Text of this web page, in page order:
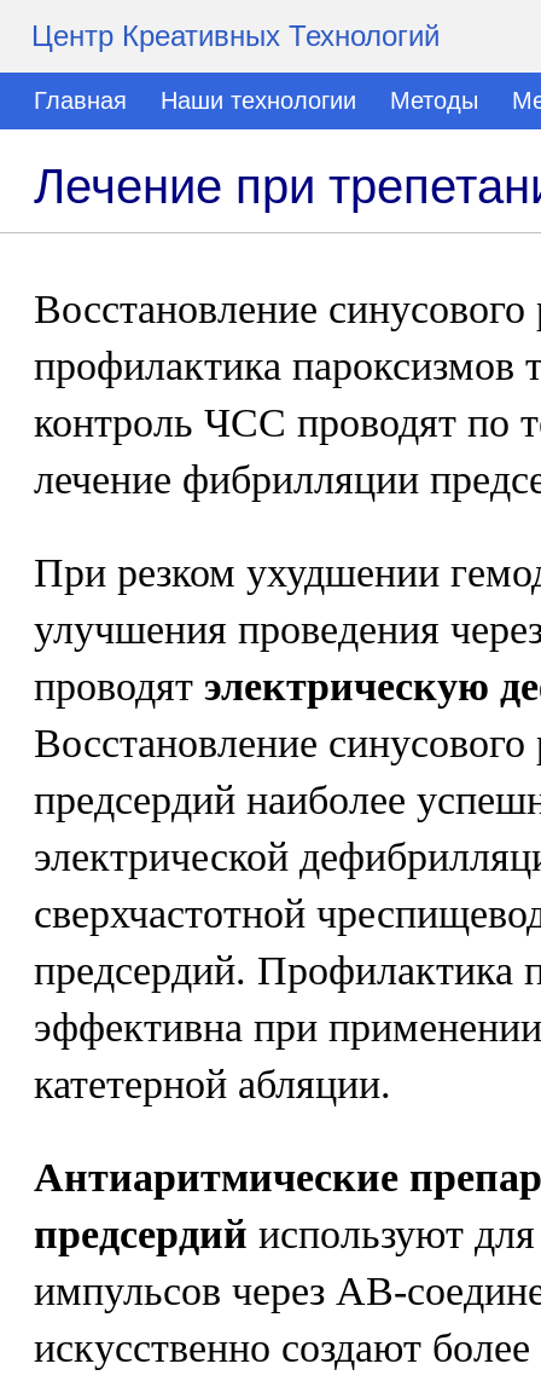
Центр Креативных Технологий
Главная Наши технологии Методы
Лечение при
Восстановление
профилактика пароксизмов
контроль ЧСС проводят по
лечение фибрилляции
При резком ухудшении
улучшения проведения
проводят электрическую
Восстановление
предсердий наиболее
электрической
сверхчастотной
предсердий. Профилактика
эффективна при
катетерной абляции.
Антиаритмические
предсердий используют
импульсов через АВ-
искусственно создают